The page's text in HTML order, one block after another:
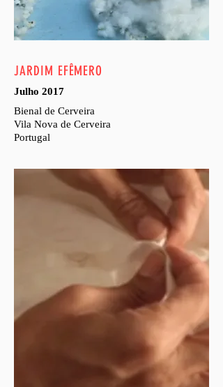
JARDIM EFÊMERO
Julho 2017
Bienal de Cerveira
Vila Nova de Cerveira
Portugal